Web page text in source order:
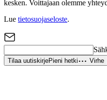
kesken. Voittajaan olemme
Lue tietosuojaseloste.
Tilaa uutiskirjePieni hetki Virhe